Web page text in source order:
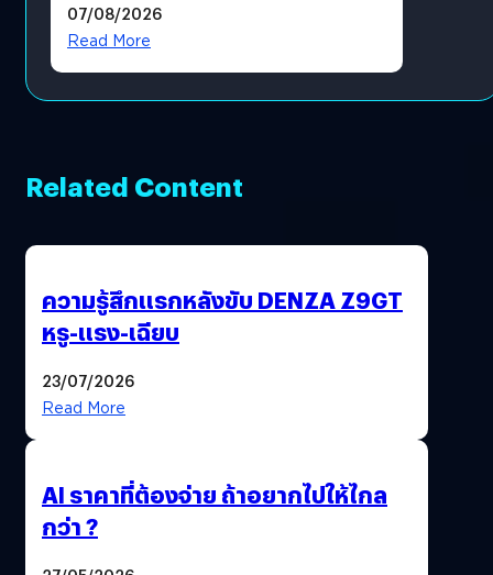
โดยตรง
07/08/2026
Read More
Related Content
ความรู้สึกแรกหลังขับ DENZA Z9GT
หรู-แรง-เฉียบ
23/07/2026
Read More
AI ราคาที่ต้องจ่าย ถ้าอยากไปให้ไกล
กว่า ?